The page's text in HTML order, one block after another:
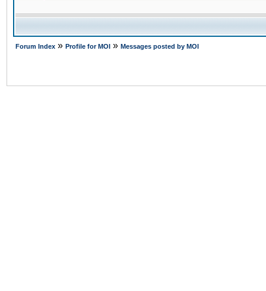
Forum Index » Profile for MOI » Messages posted by MOI